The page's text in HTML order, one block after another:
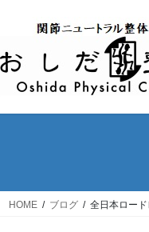
HOME ブログ 全日本ロー